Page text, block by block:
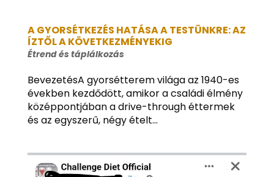
A GYORSÉTKEZÉS HATÁSA A TESTÜNKRE: AZ
ÍZTŐL A KÖVETKEZMÉNYEKIG
Étrend és táplálkozás
BevezetésA gyorsétterem világa az 1940-es
években kezdődött, amikor a családi élmény
középpontjában a drive-through éttermek
és az egyszerű, négy ételt...